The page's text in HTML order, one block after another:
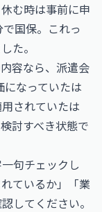
む時は事前に申
国保。これっ
た。
容なら、派遣会
なっていたは
されていたは
討すべき状態で
句チェックし
ているか」「業
してください。